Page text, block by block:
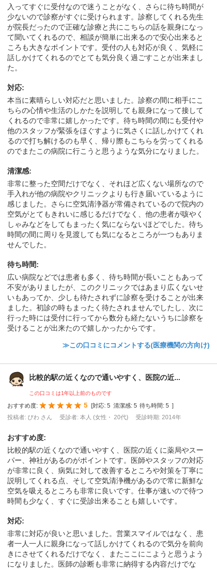
入ってすぐに受付なので迷うことがなく、さらに待ち時間が
少ないので診察がすぐに受けられます。診察してくれる先生
が院長だったので正確な診療と共にこちらの話を親身になっ
て聞いてくれるので、相談が簡単に出来るので安心出来ると
ころも大きなポイントです。受付の人も対応が良く、気軽に
話しかけてくれるのでとても気分良く過ごすことが出来まし
た。
対応:
本当に素晴らしい対応だと思いました。診察の間に相手にこ
ちらの心情や生活のしかたを説明しても親身になって接して
くれるので非常に嬉しかったです。待ち時間の間にも受付や
他のスタッフが緊張をほぐすように気さくに話しかけてくれ
るので打ち解けるのも早く、帰り際もこちらを労ってくれる
のでまたこの病院に行こうと思うような気分になりました。
清潔感:
非常に整った空間だけでなく、それほど広くない場所なので
手入れが他の病院やクリニックよりも行き届いているように
感じました。さらに空気清浄器が常備されているので院内の
空気がとてもきれいに感じるだけでなく、他の患者が咳やく
しゃみなどをしてもまったく気にならないほどでした。待ち
時間の間に周りを見渡しても気になるところが一つもありま
せんでした。
待ち時間:
広い病院などでは患者も多く、待ち時間が長いこともあって
不安がありましたが、このクリニックではあまり広くないせ
いもあってか、少しも待たされずに診察を受けることが出来
ました。初診の時もまったく待たされませんでしたし、次に
行った時には受付に行ってから数分も経たないうちに診察を
受けることが出来たので嬉しかったからです。
≫この口コミにコメントする(医療機関の方向け)
比較的駅の近くなので通いやすく、医院の近...
この口コミは1年以上前のものです
おすすめ度: 5 [対応: 5 清潔感: 5 待ち時間: 5 ]
投稿者: びわ さん
受診者: 本人 (女性・ 20代) 受診時期: 2014年
おすすめ度:
比較的駅の近くなので通いやすく、医院の近くに薬局やスー
パー、神社があるのがポイントです。医師やスタッフの対応
が非常に良く、病気に対して改善するところや対策を丁寧に
説明してくれる点、そして空気清浄機があるので常に新鮮な
空気を吸えるところも非常に良いです。仕事が速いので待つ
時間も少なく、すぐに受診出来ることも嬉しいです。
対応:
非常に対応が良いと思いました。営業スマイルではなく、患
者一人一人に親身になって話しかけてくれるので気分を前向
きにさせてくれるだけでなく、またここにこようと思うよう
になりました。医師の診断も非常に納得する内容だけでな